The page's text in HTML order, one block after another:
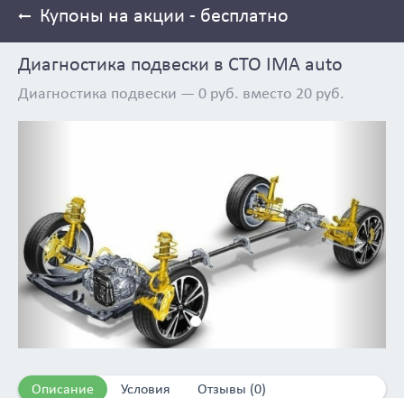
Купоны на акции - бесплатно
Диагностика подвески в СТО IMA auto
Диагностика подвески — 0 руб. вместо 20 руб.
Описание Условия Отзывы (0)